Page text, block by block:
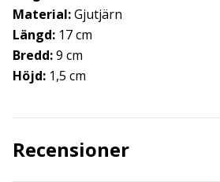
Material:Gjutjärn
Längd: 17 cm
Bredd:9 cm
Höjd: 1,5 cm
Recensioner